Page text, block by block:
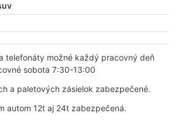
telefonáty možné každý pracovný deň
sobota 7:30-13:00
a paletových zásielok zabezpečené.
autom 12t aj 24t zabezpečená.